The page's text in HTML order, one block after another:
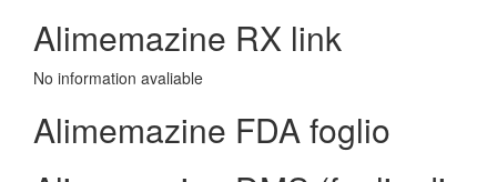
Alimemazine RX link
No information avaliable
Alimemazine FDA foglio